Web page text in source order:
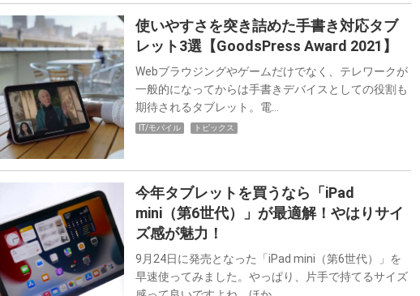
使いやすさを突き詰めた手書き対応タブ
レット3選【GoodsPress Award 2021】
Webブラウジングやゲームだけでなく、テレワークが
一般的になってからは手書きデバイスとしての役割も
期待されるタブレット。電…
IT/モバイル トピックス
今年タブレットを買うなら「iPad
mini（第6世代）」が最適解！やはりサイ
ズ感が魅力！
9月24日に発売となった「iPad mini（第6世代）」を
早速使ってみました。やっぱり、片手で持てるサイズ